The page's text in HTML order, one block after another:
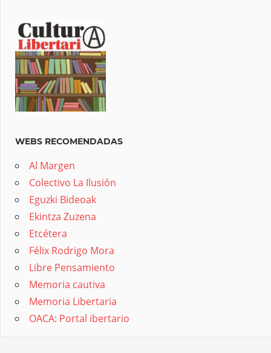
WEBS RECOMENDADAS
Al Margen
Colectivo La Ilusión
Eguzki Bideoak
Ekintza Zuzena
Etcétera
Félix Rodrigo Mora
Libre Pensamiento
Memoria cautiva
Memoria Libertaria
OACA: Portal ibertario